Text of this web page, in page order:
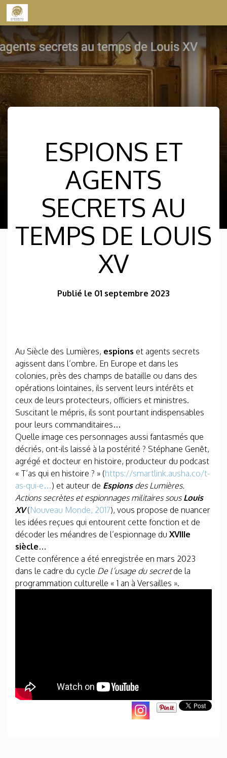
Skip to content
ESPIONS ET
AGENTS
SECRETS AU
TEMPS DE LOUIS
XV
Publié le 01 septembre 2023
Au Siècle des Lumières, espions et agents secrets
agissent dans l’ombre. En Europe et dans les
colonies, près des champs de bataille ou dans des
opérations lointaines, ils servent leurs intérêts et
ceux de leurs protecteurs, officiers et ministres.
Suscitant le mépris, ils sont pourtant indispensables
pour leurs commanditaires…
Quelle image ces personnages aussi fantasmés que
décriés, ont-ils laissé à la postérité ? Stéphane Genêt,
agrégé et docteur en histoire, producteur du podcast
« T’as qui en histoire ? » (https://smartlink.ausha.co/t-
as-qui-e…) et auteur de Espions des Lumières.
Actions secrètes et espionnages militaires sous Louis
XV(Nouveau Monde, 2017), vous propose de nuancer
les idées reçues qui entourent cette fonction et de
décoder les méandres de l’espionnage du XVIIIe
siècle…
Cette conférence a été enregistrée en mars 2023
dans le cadre du cycle De l’usage du secretde la
programmation culturelle « 1 an à Versailles ».